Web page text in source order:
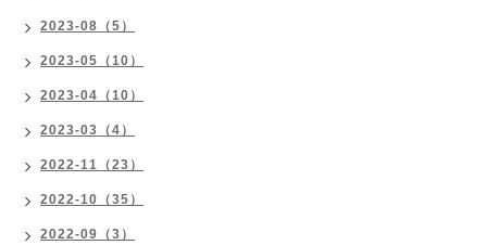
2023-08（5）
2023-05（10）
2023-04（10）
2023-03（4）
2022-11（23）
2022-10（35）
2022-09（3）